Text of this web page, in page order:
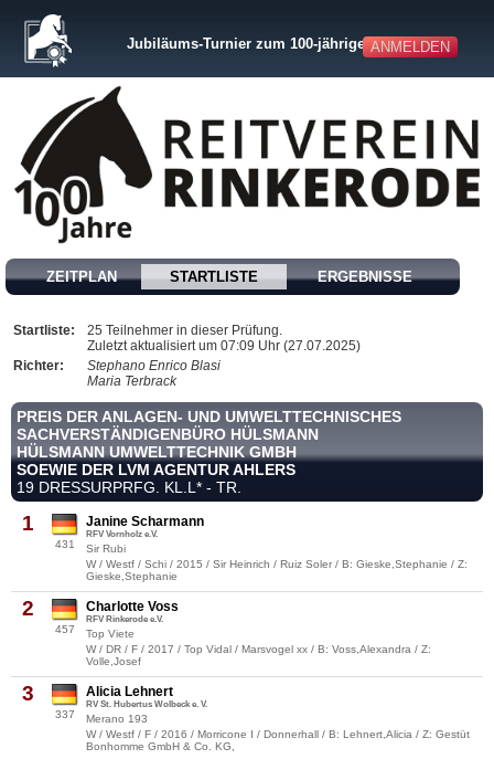
ANMELDEN
Jubiläums-Turnier zum 100-jährigen Bestehen
ZEITPLAN STARTLISTE ERGEBNISSE
Startliste:
25 Teilnehmer in dieser Prüfung.
Zuletzt aktualisiert um 07:09 Uhr (27.07.2025)
Richter:
Stephano Enrico Blasi
Maria Terbrack
PREIS DER ANLAGEN- UND UMWELTTECHNISCHES
SACHVERSTÄNDIGENBÜRO HÜLSMANN
HÜLSMANN UMWELTTECHNIK GMBH
SOEWIE DER LVM AGENTUR AHLERS
19 DRESSURPRFG. KL.L* - TR.
1
431
Janine Scharmann
RFV Vornholz e.V.
Sir Rubi
W / Westf / Schi / 2015 / Sir Heinrich / Ruiz Soler / B: Gieske,Stephanie / Z:
Gieske,Stephanie
2
457
Charlotte Voss
RFV Rinkerode e.V.
Top Viete
W / DR / F / 2017 / Top Vidal / Marsvogel xx / B: Voss,Alexandra / Z:
Volle,Josef
3
337
Alicia Lehnert
RV St. Hubertus Wolbeck e. V.
Merano 193
W / Westf / F / 2016 / Morricone I / Donnerhall / B: Lehnert,Alicia / Z: Gestüt
Bonhomme GmbH & Co. KG,